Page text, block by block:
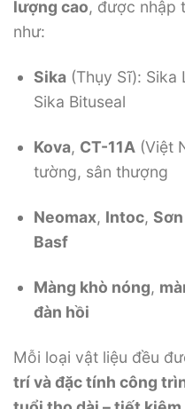
lượng cao, được nhập
như:
Sika(Thụy Sĩ): Sika
Sika Bituseal
Kova, CT-11A(Việt
tường, sân thượng
Neomax, Intoc,
Basf
Màng khò nóng,
đàn hồi
Mỗi loại vật liệu đều
trí và đặc tính công